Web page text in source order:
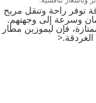
توفر راحة وتنقل مريح
وسرعة إلى وجهتهم.
فإن ليموزين مطار
الغردقة.<